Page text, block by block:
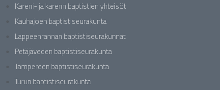
Kareni- ja karennibaptistien yhteisöt
Kauhajoen baptistiseurakunta
Lappeenrannan baptistiseurakunnat
Petäjäveden baptistiseurakunta
Tampereen baptistiseurakunta
Turun baptistiseurakunta